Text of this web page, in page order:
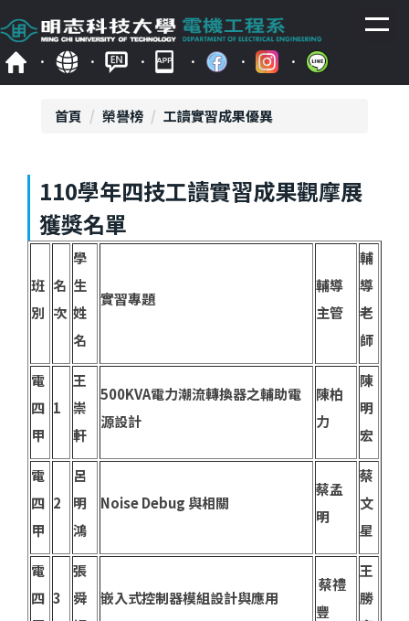
到
主
要
首頁 榮譽榜 工讀實習成果優異
110學年四技工讀實習成果觀摩展
獲獎名單
班
別
名
次
學
生
姓
名
實習專題
輔導
主管
輔
導
老
師
電
四
甲
1
王
崇
軒
500KVA電力潮流轉換器之輔助電
源設計
陳柏
力
陳
明
宏
電
四
甲
2
呂
明
鴻
Noise Debug 與相關
蔡孟
明
蔡
文
星
電
四 3
張
舜
嵌入式控制器模組設計與應用
蔡禮
豐
王
勝